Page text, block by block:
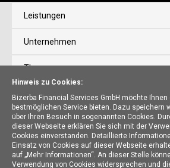
Leistungen
Unternehmen
Themen
News
Karriere
Bizerba Financial Services GmbH
Hinweis zu Cookies:
Bizerba Financial Services GmbH möchte Ihnen
bestmöglichen Service bieten. Dazu speichern
über Ihren Besuch in sogenannten Cookies.
dieser Webseite erklären Sie sich mit der
Cookies einverstanden. Detaillierte
Einsatz von Cookies auf dieser Webseite
auf „Mehr Informationen“. An dieser Stelle
Verwendung von Cookies widersprechen und